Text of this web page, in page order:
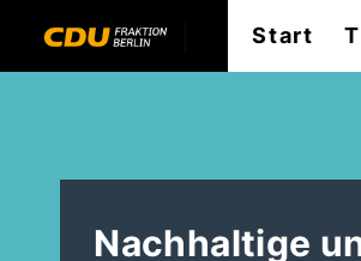
Start
Nachhaltige